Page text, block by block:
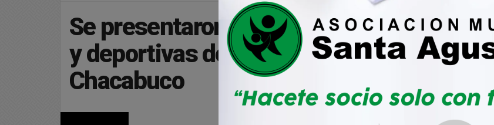
Se presentaron las actividades culturales
y deportivas del fin de semana en
Chacabuco